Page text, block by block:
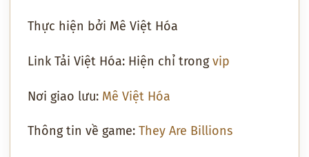
Thực hiện bởi Mê Việt Hóa
Link Tải Việt Hóa: Hiện chỉ trongvip
Nơi giao lưu: Mê Việt Hóa
Thông tin về game: They Are Billions